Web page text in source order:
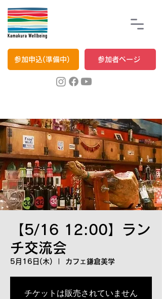
参加申込(準備中) 参加者ページ
【5/16 12:00】ラン
チ交流会
5月16日(木) カフェ鎌倉美学
チケットは販売されていません